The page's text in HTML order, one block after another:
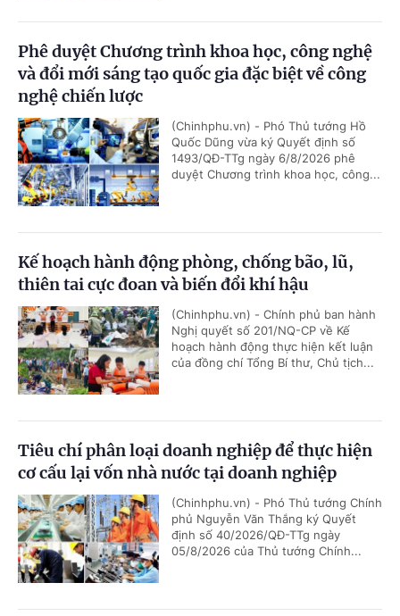
Phê duyệt Chương trình khoa học, công nghệ
và đổi mới sáng tạo quốc gia đặc biệt về công
nghệ chiến lược
(Chinhphu.vn) - Phó Thủ tướng Hồ
Quốc Dũng vừa ký Quyết định số
1493/QĐ-TTg ngày 6/8/2026 phê
duyệt Chương trình khoa học, công...
Kế hoạch hành động phòng, chống bão, lũ,
thiên tai cực đoan và biến đổi khí hậu
(Chinhphu.vn) - Chính phủ ban hành
Nghị quyết số 201/NQ-CP về Kế
hoạch hành động thực hiện kết luận
của đồng chí Tổng Bí thư, Chủ tịch...
Tiêu chí phân loại doanh nghiệp để thực hiện
cơ cấu lại vốn nhà nước tại doanh nghiệp
(Chinhphu.vn) - Phó Thủ tướng Chính
phủ Nguyễn Văn Thắng ký Quyết
định số 40/2026/QĐ-TTg ngày
05/8/2026 của Thủ tướng Chính...